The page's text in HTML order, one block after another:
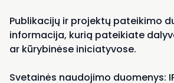
Publikacijų ir projektų pateikimo
informacija, kurią pateikiate
ar kūrybinėse iniciatyvose.
Svetainės naudojimo duomenys: